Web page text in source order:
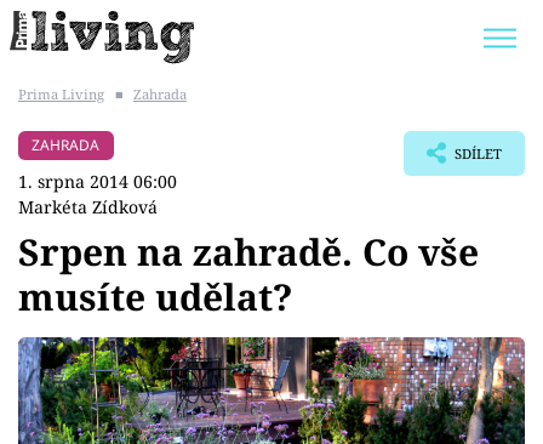
BYDLENÍ SLAVNÝCH
Témata
Bydlení
Zahrada
Prima Living ■ Zahrada
ZAHRADA
1. srpna 2014 06:00
Markéta Zídková
SDÍLET
Srpen na zahradě. Co vše
musíte udělat?